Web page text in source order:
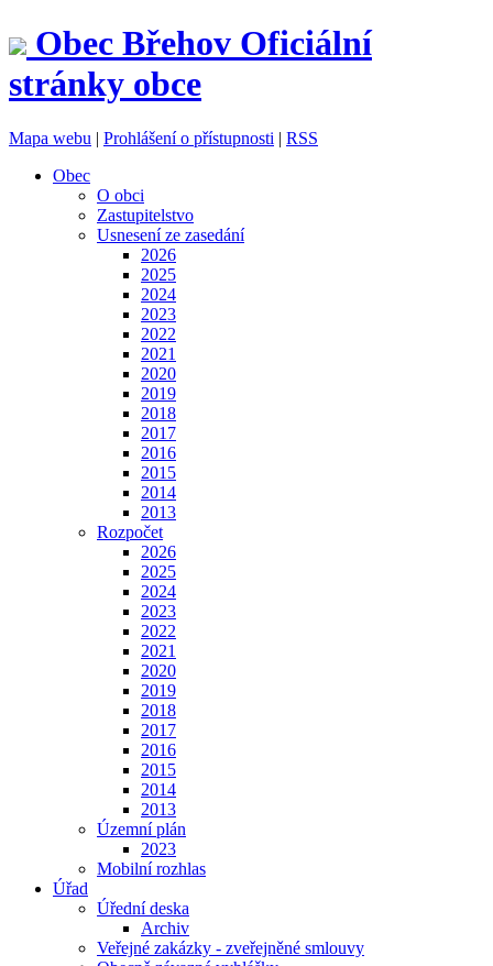
Obec Břehov Oficiální
stránky obce
Mapa webu | Prohlášení o přístupnosti | RSS
Obec
O obci
Zastupitelstvo
Usnesení ze zasedání
2026
2025
2024
2023
2022
2021
2020
2019
2018
2017
2016
2015
2014
2013
Rozpočet
2026
2025
2024
2023
2022
2021
2020
2019
2018
2017
2016
2015
2014
2013
Územní plán
2023
Mobilní rozhlas
Úřad
Úřední deska
Archiv
Veřejné zakázky - zveřejněné smlouvy